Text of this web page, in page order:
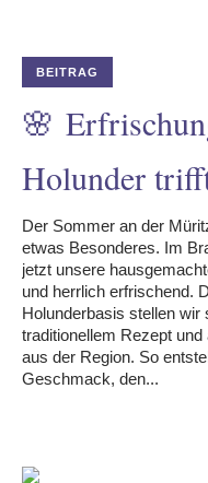
BEITRAG
🌸
Holunder
Der Sommer an der
etwas Besonderes. Im
jetzt unsere
und herrlich erfrischend.
Holunderbasis stellen wir
traditionellem Rezept
aus der Region. So
Geschmack, den...